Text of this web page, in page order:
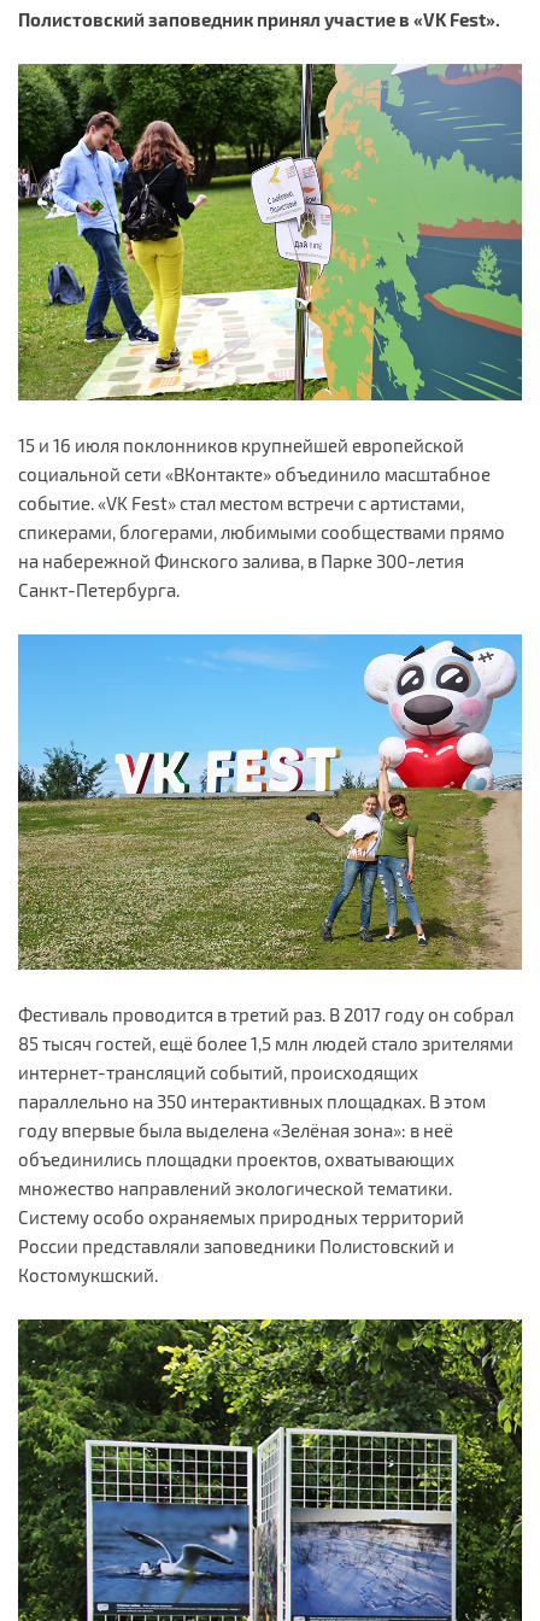
Полистовский заповедник принял участие в «VK Fest».
15 и 16 июля поклонников крупнейшей европейской
социальной сети «ВКонтакте» объединило масштабное
событие. «VK Fest» стал местом встречи с артистами,
спикерами, блогерами, любимыми сообществами прямо
на набережной Финского залива, в Парке 300-летия
Санкт-Петербурга.
Фестиваль проводится в третий раз. В 2017 году он собрал
85 тысяч гостей, ещё более 1,5 млн людей стало зрителями
интернет-трансляций событий, происходящих
параллельно на 350 интерактивных площадках. В этом
году впервые была выделена «Зелёная зона»: в неё
объединились площадки проектов, охватывающих
множество направлений экологической тематики.
Систему особо охраняемых природных территорий
России представляли заповедники Полистовский и
Костомукшский.